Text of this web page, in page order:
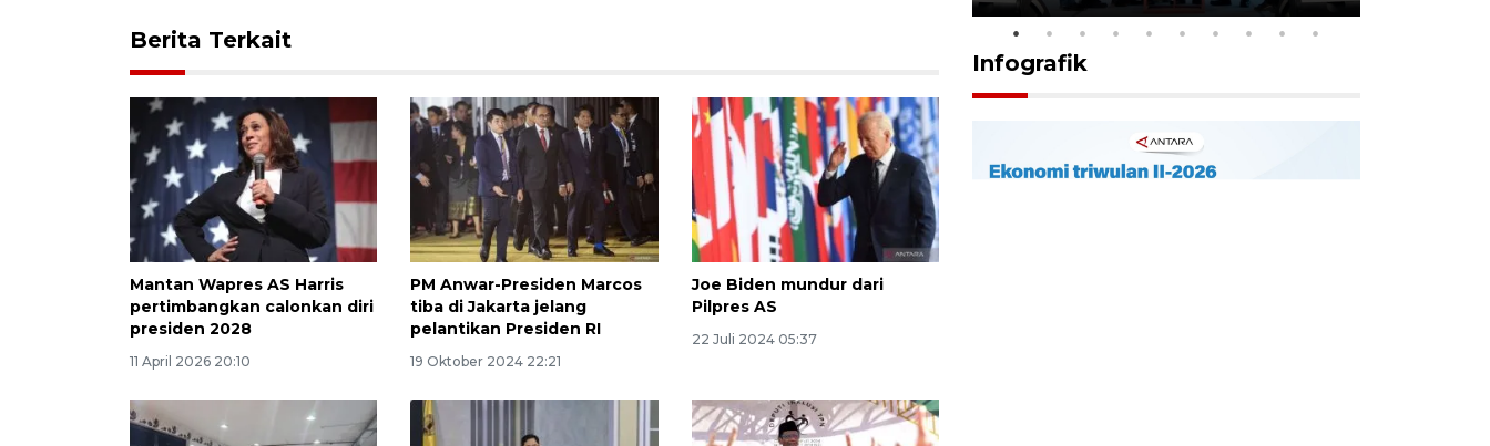
Berita Terkait
Mantan Wapres AS Harris
pertimbangkan calonkan diri
presiden 2028
11 April 2026 20:10
PM Anwar-Presiden Marcos
tiba di Jakarta jelang
pelantikan Presiden RI
19 Oktober 2024 22:21
Joe Biden mundur dari
Pilpres AS
22 Juli 2024 05:37
Infografik